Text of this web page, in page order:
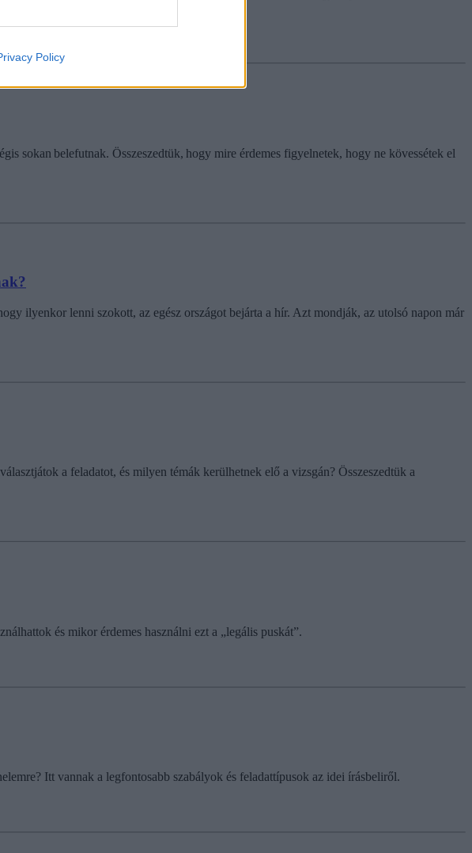
Policy
sokan belefutnak. Összeszedtük, hogy mire érdemes figyelnetek, hogy ne kövessétek el
ilyenkor lenni szokott, az egész országot bejárta a hír. Azt mondják, az utolsó napon már
a feladatot, és milyen témák kerülhetnek elő a vizsgán? Összeszedtük a
és mikor érdemes használni ezt a „legális puskát”.
Itt vannak a legfontosabb szabályok és feladattípusok az idei írásbeliről.